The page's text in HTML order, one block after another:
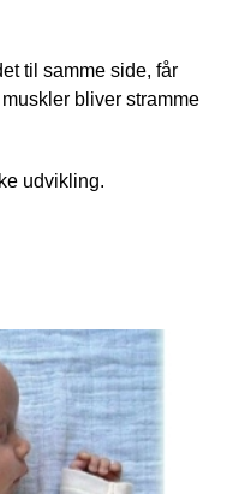
til samme side, får
bliver stramme
udvikling.